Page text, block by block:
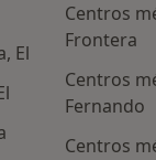
El
Centros
Frontera
Centros
Fernando
Centros